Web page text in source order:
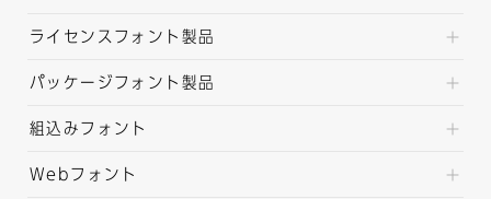
ライセンスフォント製品
パッケージフォント製品
組込みフォント
Webフォント